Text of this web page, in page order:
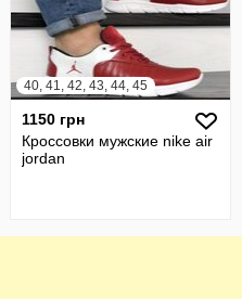
40, 41, 42, 43, 44, 45
1150 грн
Кроссовки мужские nike air
jordan